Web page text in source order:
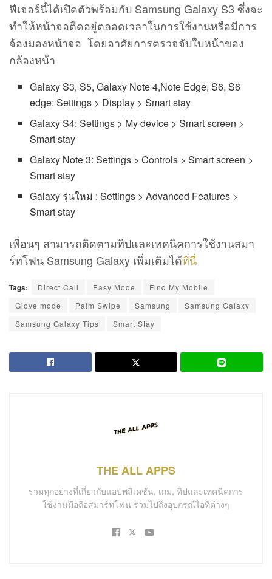
ฟีเจอร์นี้ได้เปิดตัวพร้อมกับ Samsung Galaxy S3 ซึ่งจะ
ทำให้หน้าจอติดอยู่ตลอดเวลาในการใช้งานหรือมีการ
จ้องมองหน้าจอ โดยอาศัยการตรวจจับใบหน้าของ
กล้องหน้า
Galaxy S3, S5, Galaxy Note 4,Note Edge, S6, S6
edge: Settings > Display > Smart stay
Galaxy S4: Settings > My device > Smart screen >
Smart stay
Galaxy Note 3: Settings > Controls > Smart screen >
Smart stay
Galaxy รุ่นใหม่ : Settings > Advanced Features >
Smart stay
เพื่อนๆ สามารถติดตามทิปและเทคนิคการใช้งานสมา
ร์ทโฟน Samsung Galaxy เพิ่มเติมได้ที่นี่
Tags: Direct Call Easy Mode
Find My Mobile
Glove mode
Palm Swipe Samsung
Samsung Galaxy
Samsung Galaxy Tips
Smart Stay
THE ALL APPS
รวมทุกอย่างที่เกี่ยวกับแอปพลิเคชัน, เกม, ทิปและเทคนิคการ
ใช้งานมือถือสมาร์ทโฟน รวมไปถึงอุปกรณ์ไอทีต่างๆ